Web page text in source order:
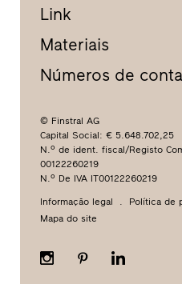
Link
Materiais
Números de
© Finstral AG
Capital Social: € 5.648.702,25
N.º de ident. fiscal/Registo
00122260219
N.º De IVA IT00122260219
Informação legal Política de
Mapa do site